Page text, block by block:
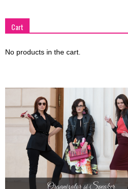
Cart
No products in the cart.